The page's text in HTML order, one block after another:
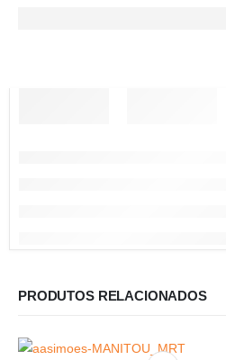
PRODUTOS RELACIONADOS